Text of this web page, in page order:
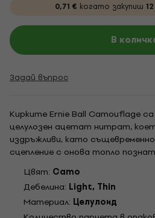
0,71 € когато закупиш
В
Задай въпрос
Кирките Ernie Ball Camouflage
целулозен ацетат нитрат,
издръжливи, като
сцепление с онова топло
страхотна кирка. Предлага се в
тежък размер, кирките
изглеждат и се чувстват
Цвят: Camo
Дебелина: Light, Thin
Материал: Целулоид